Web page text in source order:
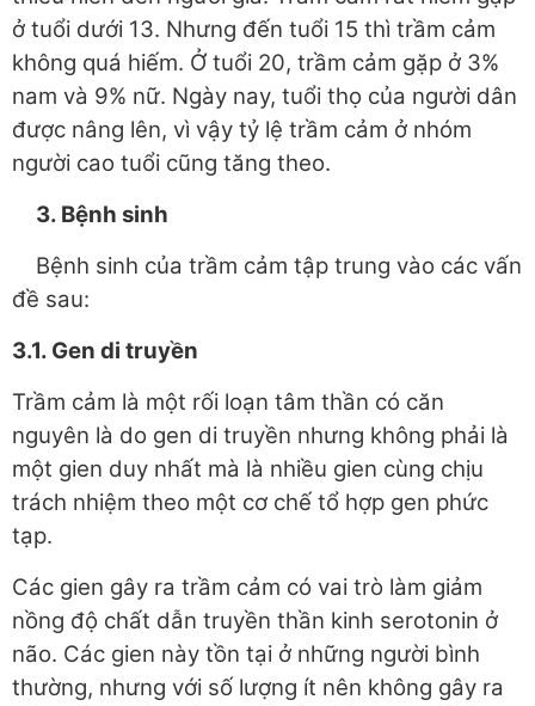
ở tuổi dưới 13. Nhưng đến tuổi 15 thì trầm cảm
không quá hiếm. Ở tuổi 20, trầm cảm gặp ở 3%
nam và 9% nữ. Ngày nay, tuổi thọ của người dân
được nâng lên, vì vậy tỷ lệ trầm cảm ở nhóm
người cao tuổi cũng tăng theo.
3. Bệnh sinh
Bệnh sinh của trầm cảm tập trung vào các vấn
đề sau:
3.1. Gen di truyền
Trầm cảm là một rối loạn tâm thần có căn
nguyên là do gen di truyền nhưng không phải là
một gien duy nhất mà là nhiều gien cùng chịu
trách nhiệm theo một cơ chế tổ hợp gen phức
tạp.
Các gien gây ra trầm cảm có vai trò làm giảm
nồng độ chất dẫn truyền thần kinh serotonin ở
não. Các gien này tồn tại ở những người bình
thường, nhưng với số lượng ít nên không gây ra